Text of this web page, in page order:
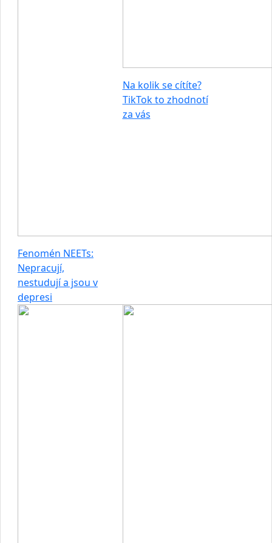
Fenomén NEETs:
Nepracují,
nestudují a jsou v
depresi
Na kolik se cítíte?
TikTok to zhodnotí
za vás